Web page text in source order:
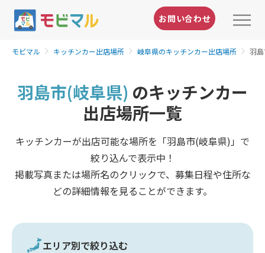
お問い合わせ
モビマル キッチンカー出店場所 岐阜県のキッチンカー出店場所 羽
羽島市(岐阜県) のキッチンカー
出店場所一覧
キッチンカーが出店可能な場所を「羽島市(岐阜県)」で
絞り込んで表示中！
掲載写真または場所名のクリックで、募集日程や住所な
どの詳細情報を見ることができます。
エリア別で絞り込む